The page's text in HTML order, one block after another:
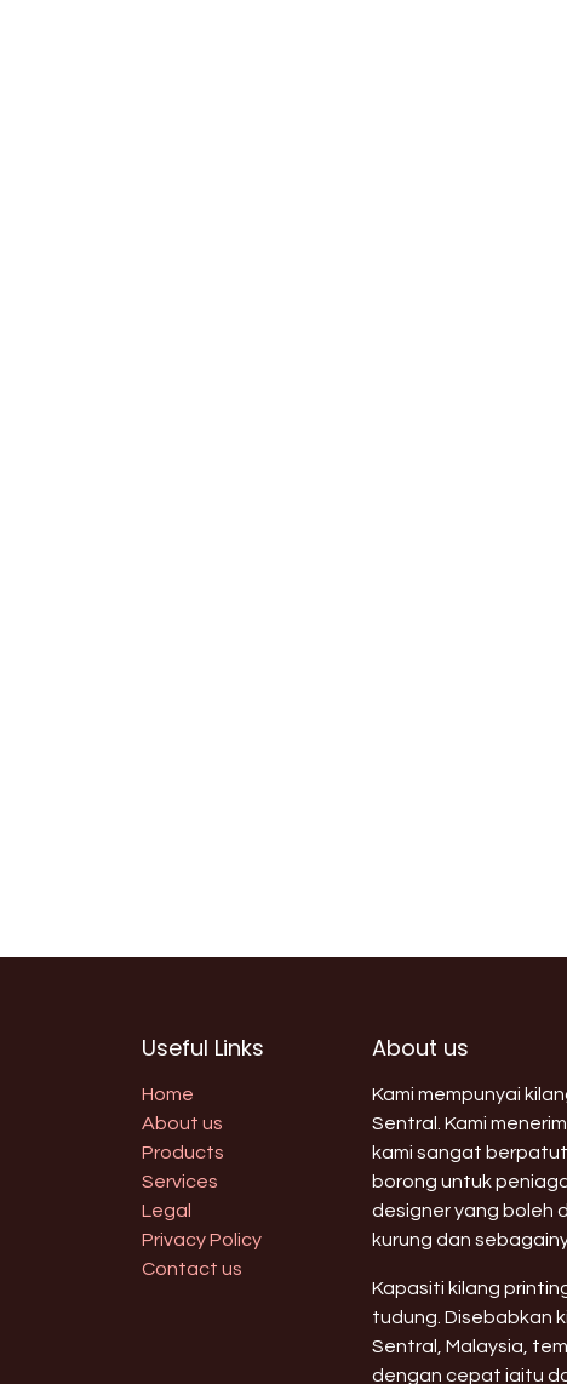
Useful Links
Home
About us
Products
Services
Legal
Privacy Policy
Contact us
About us
Kami mempunyai
Sentral. Kami
kami sangat
borong untuk
designer yang boleh
kurung dan
Kapasiti kilang
tudung. Disebabkan
Sentral, Malaysia,
dengan cepat iaitu